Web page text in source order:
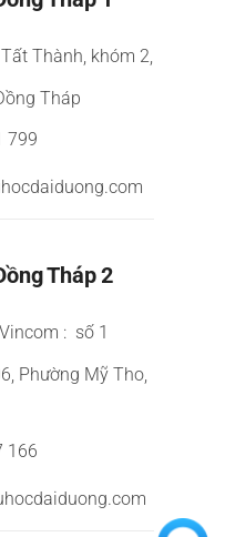
Thành, khóm 2,
Tháp
799
Tháp 2
: số 1
Phường Mỹ Tho,
166